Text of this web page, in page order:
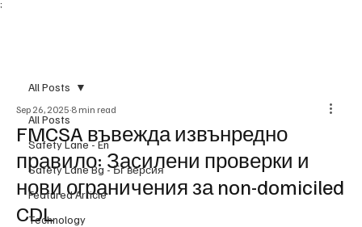
;
All Posts
Safety Lane - En
Safety Lane Bg - Бг версия
Featured Article
Technology
All Posts
FMCSA въвежда извънредно
правило: Засилени проверки и
нови ограничения за non-domiciled
CDL
Sep 26, 2025 8 min read